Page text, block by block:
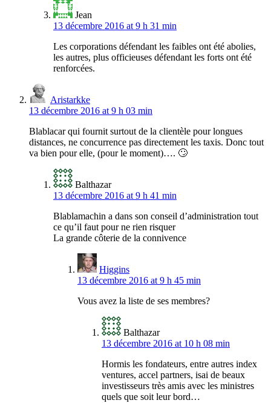
Jean
13 décembre 2016 at 9 h 31 min
Les corporations défendant les faibles ont été abolies,
les autres, plus officieuses défendant les forts ont été
renforcées.
Aristarkke
13 décembre 2016 at 9 h 03 min
Blablacar qui fournit surtout de la clientèle pour longues
distances, ne concurrence pas directement les taxis. Donc tout
va bien pour elle, (pour le moment)…. 🙄
Balthazar
13 décembre 2016 at 9 h 41 min
Blablamachin a dans son conseil d’administration tout
ce qu’il faut pour ne rien risquer
La grande côterie de la connivence
Higgins
13 décembre 2016 at 9 h 45 min
Vous avez la liste de ses membres?
Balthazar
13 décembre 2016 at 10 h 08 min
Hormis les fondateurs, entre autres index
ventures, accel partners, isai de beaux
investisseurs très amis avec les ministres
quels que soit leur bord…